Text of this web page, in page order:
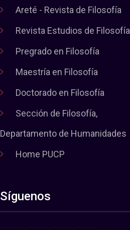
Areté - Revista de Filosofía
Revista Estudios de Filosofía
Pregrado en Filosofía
Maestría en Filosofía
Doctorado en Filosofía
Sección de Filosofía,
Departamento de Humanidades
Home PUCP
Síguenos